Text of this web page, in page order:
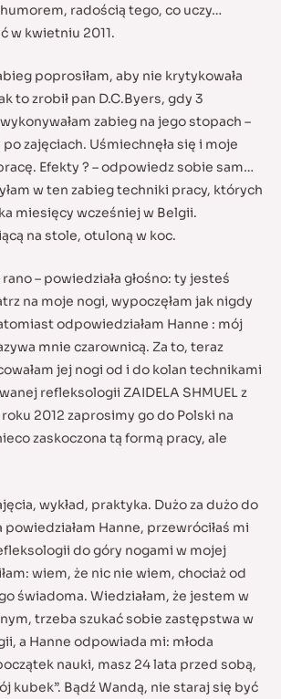
radością tego, co uczy…
w kwietniu 2011.
poprosiłam, aby nie krytykowała
to zrobił pan D.C.Byers, gdy 3
zabieg na jego stopach –
po zajęciach. Uśmiechnęła się i moje
Efekty ? – odpowiedz sobie sam…
w ten zabieg techniki pracy, których
miesięcy wcześniej w Belgii.
na stole, otuloną w koc.
– powiedziała głośno: ty jesteś
na moje nogi, wypoczęłam jak nigdy
odpowiedziałam Hanne : mój
mnie czarownicą. Za to, teraz
jej nogi od i do kolan technikami
refleksologii ZAIDELA SHMUEL z
2012 zaprosimy go do Polski na
zaskoczona tą formą pracy, ale
wykład, praktyka. Dużo za dużo do
powiedziałam Hanne, przewróciłaś mi
do góry nogami w mojej
wiem, że nic nie wiem, chociaż od
świadoma. Wiedziałam, że jestem w
trzeba szukać sobie zastępstwa w
a Hanne odpowiada mi: młoda
nauki, masz 24 lata przed sobą,
kubek”. Bądź Wandą, nie staraj się być